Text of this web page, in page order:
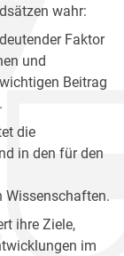
wahr:
Faktor
und
Beitrag
die
in den für den
Wissenschaften.
ihre Ziele,
im